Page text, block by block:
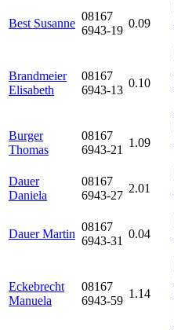
Best Susanne
08167
6943-19
0.09
Brandmeier
Elisabeth
08167
6943-13
0.10
Burger
Thomas
08167
6943-21
1.09
Dauer
Daniela
08167
6943-27
2.01
Dauer Martin
08167
6943-31
0.04
Eckebrecht
Manuela
08167
6943-59
1.14